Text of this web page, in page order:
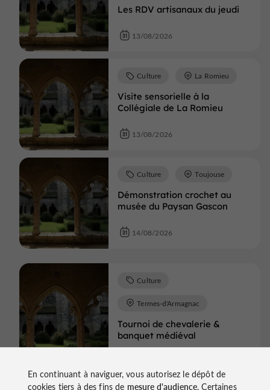
Les RDV artisanaux du jeudi
13/08/2026
Visite sensorielle à la
Collégiale de La Romieu
Culture La Romieu
13/08/2026
Démonstration crochet au
musée du Paysan Gascon
Culture Toujouse
14/08/2026
Tournoi de chevalerie &
banquet médiéval
Culture
Termes-d'Armagnac
En continuant à naviguer, vous autorisez le dépôt de
cookies tiers à des fins de mesure d'audience. Certaines